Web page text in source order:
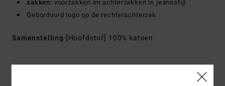
zakken: voorzakken en achterzakken in jeansstijl
Geborduurd logo op de rechterachterzak
Samenstelling [Hoofdstof] 100% katoen